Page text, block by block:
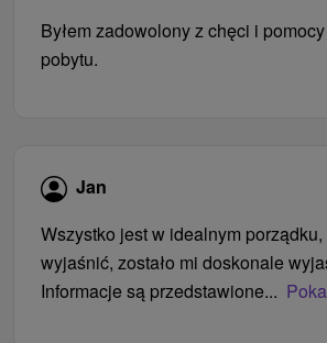
Byłem zadowolony z chęci i
pobytu.
Jan
Wszystko jest w idealnym porządku,
wyjaśnić, zostało mi doskonale
Informacje są przedstawione...